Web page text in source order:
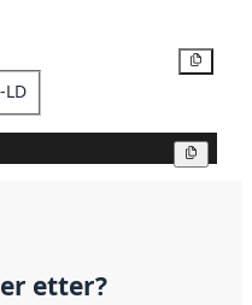
LD
etter?